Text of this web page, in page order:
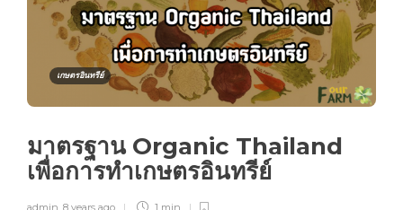
เกษตรอินทรีย์
มาตรฐาน Organic Thailand
เพื่อการทำเกษตรอินทรีย์
admin 8 years ago 1 min